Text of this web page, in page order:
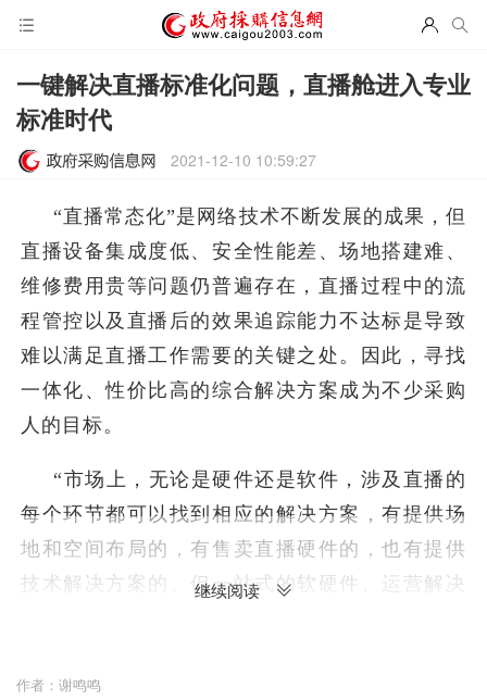
一键解决直播标准化问题，直播舱进入专业
标准时代
2021-12-10 10:59:27
“直播常态化”是网络技术不断发展的成果，但
直播设备集成度低、安全性能差、场地搭建难、
维修费用贵等问题仍普遍存在，直播过程中的流
程管控以及直播后的效果追踪能力不达标是导致
难以满足直播工作需要的关键之处。因此，寻找
一体化、性价比高的综合解决方案成为不少采购
人的目标。
“市场上，无论是硬件还是软件，涉及直播的
每个环节都可以找到相应的解决方案，有提供场
地和空间布局的，有售卖直播硬件的，也有提供
技术解决方案的。但一站式的软硬件、运营解决
责人告诉《政府采购信息》报记者。
继续阅读
作者： 谢鸣鸣